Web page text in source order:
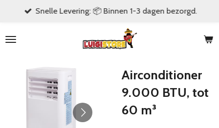
naar
hoofdinhoud
Snelle Levering: 📦 Binnen 1-3 dagen bezorgd.
Airconditioner
9.000 BTU, tot
60 m³